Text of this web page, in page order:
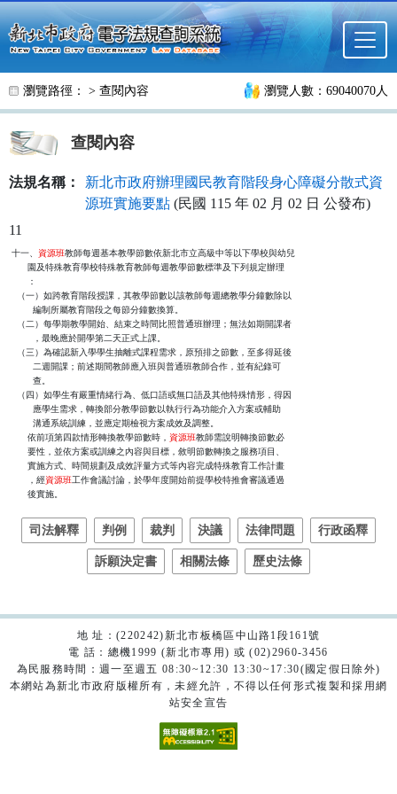
跳至主要內容
瀏覽路徑： > 查閱內容 瀏覽人數：69040070人
查閱內容
法規名稱：
新北市政府辦理國民教育階段身心障礙分散式資
源班實施要點 (民國 115 年 02 月 02 日 公發布)
11
十一、 資源班教師每週基本教學節數依新北市立高級中等以下學校與幼兒
      園及特殊教育學校特殊教育教師每週教學節數標準及下列規定辦理
      ：
  （一）如跨教育階段授課，其教學節數以該教師每週總教學分鐘數除以
        編制所屬教育階段之每節分鐘數換算。
  （二）每學期教學開始、結束之時間比照普通班辦理；無法如期開課者
        ，最晚應於開學第二天正式上課。
  （三）為確認新入學學生抽離式課程需求，原預排之節數，至多得延後
        二週開課；前述期間教師應入班與普通班教師合作，並有紀錄可
        查。
  （四）如學生有嚴重情緒行為、低口語或無口語及其他特殊情形，得因
        應學生需求，轉換部分教學節數以執行行為功能介入方案或輔助
        溝通系統訓練，並應定期檢視方案成效及調整。
      依前項第四款情形轉換教學節數時，
資源班教師需說明轉換節數必
      要性，並依方案或訓練之內容與目標，敘明節數轉換之服務項目、
      實施方式、時間規劃及成效評量方式等內容完成特殊教育工作計畫
      ，經
資源班工作會議討論，於學年度開始前提學校特推會審議通過
      後實施。
司法解釋 判例 裁判 決議 法律問題 行政函釋
訴願決定書 相關法條 歷史法條
地 址：(220242)新北市板橋區中山路1段161號
電 話：總機1999 (新北市專用) 或 (02)2960-3456
為民服務時間：週一至週五 08:30~12:30 13:30~17:30(國定假日除外)
本網站為新北市政府版權所有，未經允許，不得以任何形式複製和採用網
站安全宣告